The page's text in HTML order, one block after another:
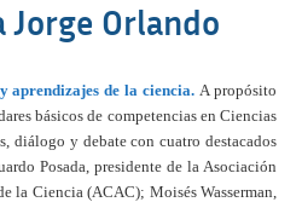
Jorge Orlando
aprendizajes de la ciencia. A propósito
básicos de competencias en Ciencias
diálogo y debate con cuatro destacados
Posada, presidente de la Asociación
la Ciencia (ACAC); Moisés Wasserman,